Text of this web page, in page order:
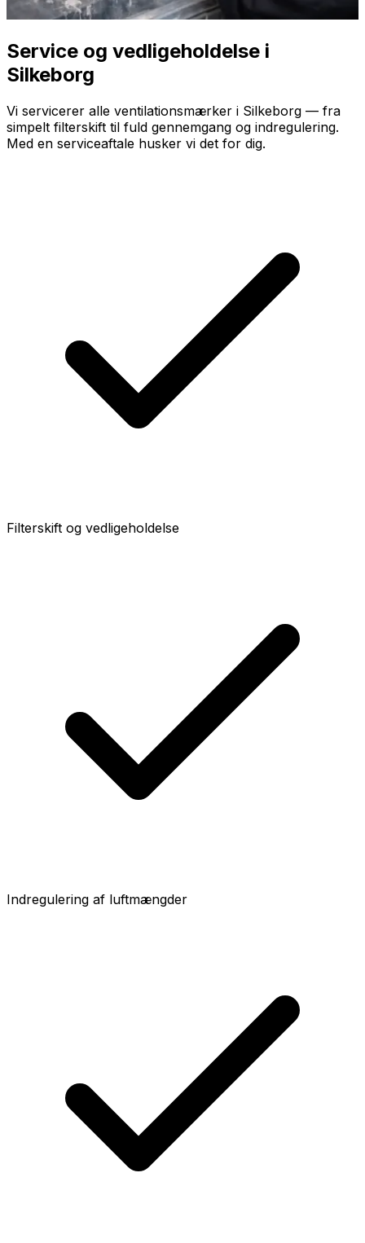
Service og vedligeholdelse i
Silkeborg
Vi servicerer alle ventilationsmærker i Silkeborg — fra
simpelt filterskift til fuld gennemgang og indregulering.
Med en serviceaftale husker vi det for dig.
Filterskift og vedligeholdelse
Indregulering af luftmængder